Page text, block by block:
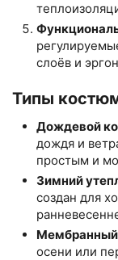
слоёв и
Типы
Дождевой
дождя и
простым и
Зимний
создан для
осени или